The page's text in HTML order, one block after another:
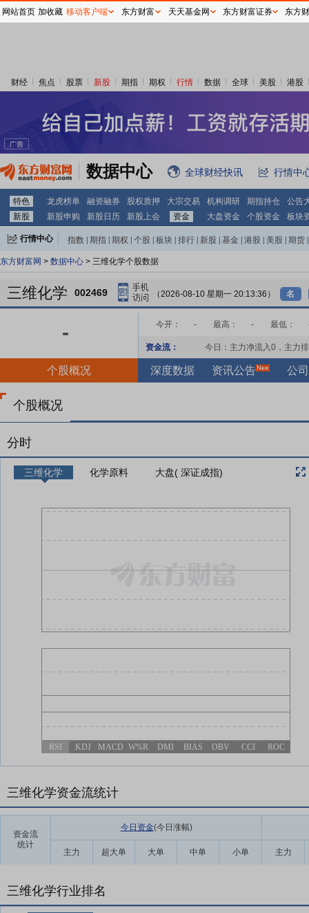
财经 焦点 股票 新股 期指 期权 行情 数据 全球 美股 港股
数据中心 全球财经快讯 行情中
特色 龙虎榜单 融资融券 股权质押 大宗交易 机构调研 期指持仓
公告
新股
新股申购 新股日历 新股上会 资金 大盘资金 个股资金 板块
行情中心 指数 期指 期权 个股 板块 排行 新股 基金 港股 美股 期货
东方财富网 > 数据中心 > 三维化学个股数据
三维化学 002469 （2026-08-10 星期一 20:13:36） 名
- 今开： - 最高： - 最低：
资金流： 今日：主力净流入0 ，主力
个股概况 深度数据 资讯公告 公
个股概况
分时
三维化学 化学原料 大盘( 深证成指)
RSI KDJ MACD W%R DMI BIAS OBV CCI ROC
三维化学资金流统计
资金流
统计
今日资金(今日涨幅)
主力 超大单 大单 中单 小单 主力
三维化学行业排名
网站首页 加收藏 移动客户端 东方财富 天天基金网 东方财富证券 东方